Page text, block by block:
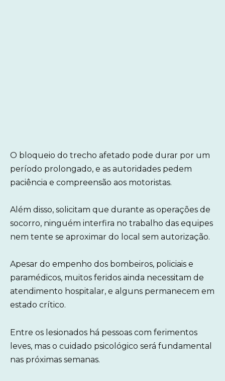
O bloqueio do trecho afetado pode durar por um
período prolongado, e as autoridades pedem
paciência e compreensão aos motoristas.
Além disso, solicitam que durante as operações de
socorro, ninguém interfira no trabalho das equipes
nem tente se aproximar do local sem autorização.
Apesar do empenho dos bombeiros, policiais e
paramédicos, muitos feridos ainda necessitam de
atendimento hospitalar, e alguns permanecem em
estado crítico.
Entre os lesionados há pessoas com ferimentos
leves, mas o cuidado psicológico será fundamental
nas próximas semanas.